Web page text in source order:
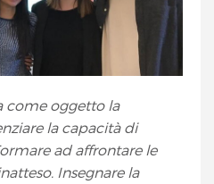
come oggetto la
la capacità di
ad affrontare le
Insegnare la